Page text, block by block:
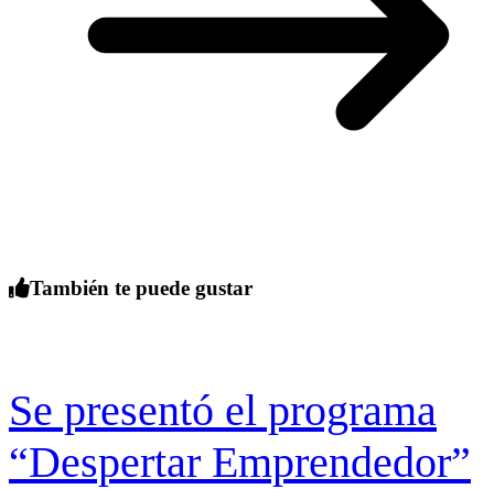
También te puede gustar
Se presentó el programa
“Despertar Emprendedor”